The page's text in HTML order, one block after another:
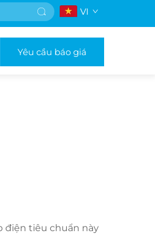
VI
Yêu cầu báo giá
điện tiêu chuẩn này